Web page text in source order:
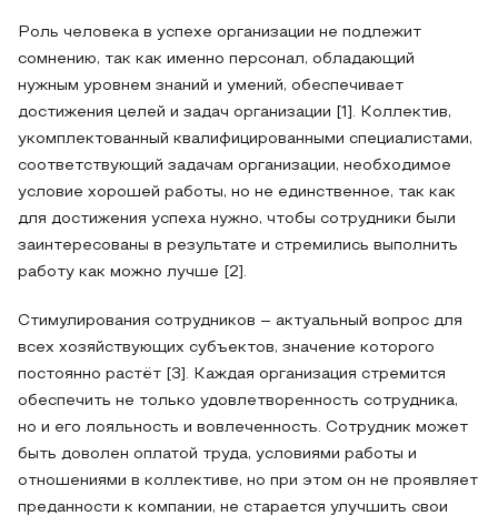
Роль человека в успехе организации не подлежит
сомнению, так как именно персонал, обладающий
нужным уровнем знаний и умений, обеспечивает
достижения целей и задач организации [1]. Коллектив,
укомплектованный квалифицированными специалистами,
соответствующий задачам организации, необходимое
условие хорошей работы, но не единственное, так как
для достижения успеха нужно, чтобы сотрудники были
заинтересованы в результате и стремились выполнить
работу как можно лучше [2].
Стимулирования сотрудников – актуальный вопрос для
всех хозяйствующих субъектов, значение которого
постоянно растёт [3]. Каждая организация стремится
обеспечить не только удовлетворенность сотрудника,
но и его лояльность и вовлеченность. Сотрудник может
быть доволен оплатой труда, условиями работы и
отношениями в коллективе, но при этом он не проявляет
преданности к компании, не старается улучшить свои